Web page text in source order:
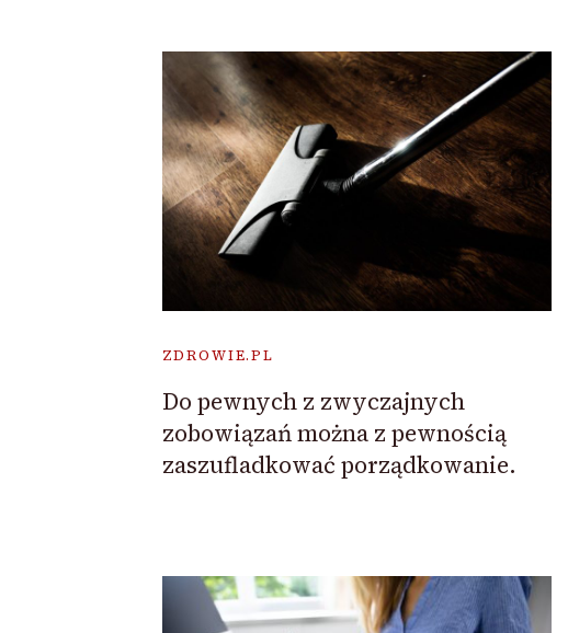
ZDROWIE.PL
Do pewnych z zwyczajnych
zobowiązań można z pewnością
zaszufladkować porządkowanie.